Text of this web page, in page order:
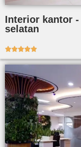
Interior kantor
selatan
